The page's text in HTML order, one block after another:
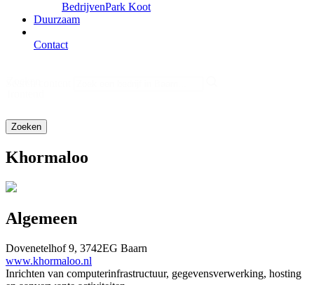
BedrijvenPark Koot
Duurzaam
Contact
Khormaloo
Algemeen
Dovenetelhof 9, 3742EG Baarn
www.khormaloo.nl
Inrichten van computerinfrastructuur, gegevensverwerking, hosting